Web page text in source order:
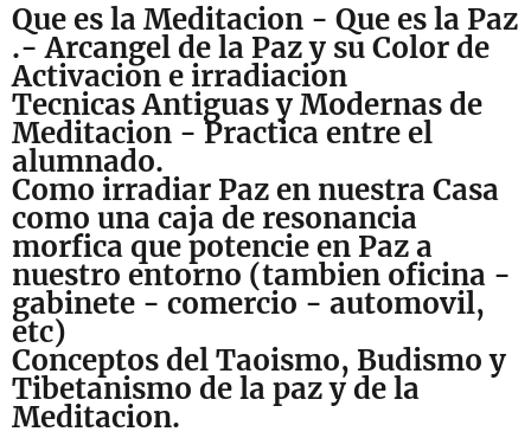
Que es la Meditacion - Que es la Paz
.- Arcangel de la Paz y su Color de
Activacion e irradiacion
Tecnicas Antiguas y Modernas de
Meditacion - Practica entre el
alumnado.
Como irradiar Paz en nuestra Casa
como una caja de resonancia
morfica que potencie en Paz a
nuestro entorno (tambien oficina -
gabinete - comercio - automovil,
etc)
Conceptos del Taoismo, Budismo y
Tibetanismo de la paz y de la
Meditacion.